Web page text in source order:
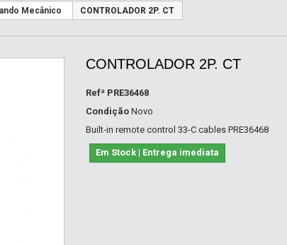
Mecânico CONTROLADOR 2P. CT
CONTROLADOR 2P. CT
Refª PRE36468
Condição Novo
Built-in remote control 33-C cables PRE36468
Em Stock | Entrega imediata